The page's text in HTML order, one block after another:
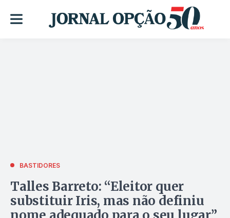
BASTIDORES
Talles Barreto: “Eleitor quer
substituir Iris, mas não definiu